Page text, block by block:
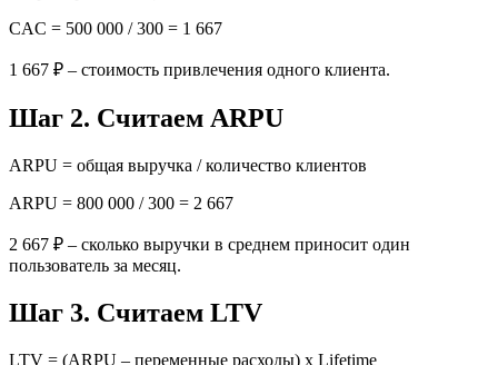
CAC = 500 000 / 300 = 1 667
1 667 ₽ – стоимость привлечения одного клиента.
Шаг 2. Считаем ARPU
ARPU = общая выручка / количество клиентов
ARPU = 800 000 / 300 = 2 667
2 667 ₽ – сколько выручки в среднем приносит один
пользователь за месяц.
Шаг 3. Считаем LTV
LTV = (ARPU – переменные расходы) x Lifetime